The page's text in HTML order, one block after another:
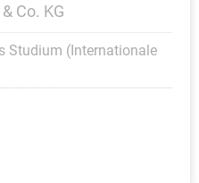
Co. KG
Studium (Internationale